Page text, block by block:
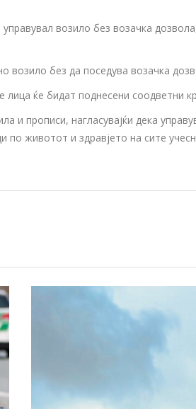
возило без возачка
возило без да поседува возачка
ќе бидат поднесени соодветни
и прописи, нагласувајќи дека
по животот и здравјето на сите